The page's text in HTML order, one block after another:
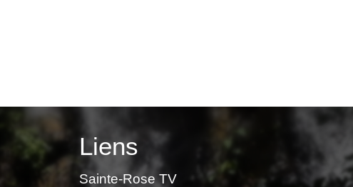
Liens
Sainte-Rose TV